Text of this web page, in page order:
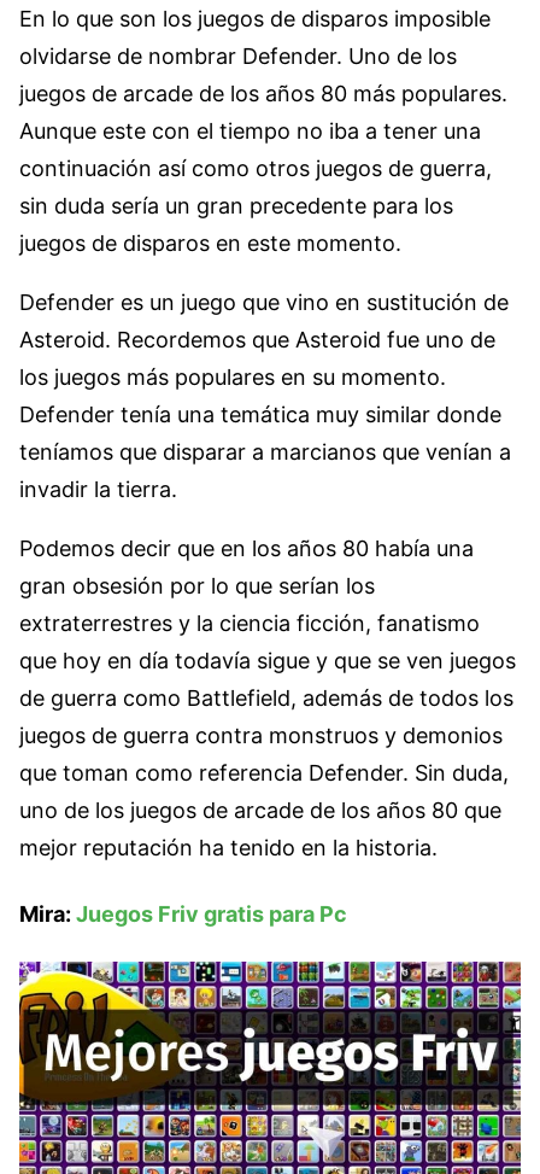
En lo que son los juegos de disparos imposible
olvidarse de nombrar Defender. Uno de los
juegos de arcade de los años 80 más populares.
Aunque este con el tiempo no iba a tener una
continuación así como otros juegos de guerra,
sin duda sería un gran precedente para los
juegos de disparos en este momento.
Defender es un juego que vino en sustitución de
Asteroid. Recordemos que Asteroid fue uno de
los juegos más populares en su momento.
Defender tenía una temática muy similar donde
teníamos que disparar a marcianos que venían a
invadir la tierra.
Podemos decir que en los años 80 había una
gran obsesión por lo que serían los
extraterrestres y la ciencia ficción, fanatismo
que hoy en día todavía sigue y que se ven juegos
de guerra como Battlefield, además de todos los
juegos de guerra contra monstruos y demonios
que toman como referencia Defender. Sin duda,
uno de los juegos de arcade de los años 80 que
mejor reputación ha tenido en la historia.
Mira: Juegos Friv gratis para Pc